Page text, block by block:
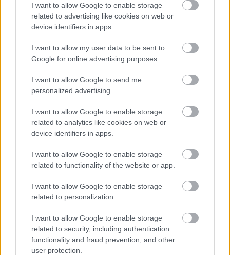
I want to allow Google to enable storage
related to advertising like cookies on web or
device identifiers in apps.
I want to allow my user data to be sent to
Google for online advertising purposes.
I want to allow Google to send me
personalized advertising.
I want to allow Google to enable storage
related to analytics like cookies on web or
device identifiers in apps.
I want to allow Google to enable storage
related to functionality of the website or app.
I want to allow Google to enable storage
related to personalization.
I want to allow Google to enable storage
related to security, including authentication
functionality and fraud prevention, and other
user protection.
NU IL OBOSI